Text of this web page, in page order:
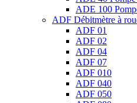
ADE 100
ADF Débitmètre à
ADF 01
ADF 02
ADF 04
ADF 07
ADF 010
ADF 040
ADF 050